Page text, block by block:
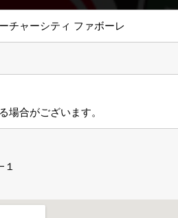
チャーシティ ファボーレ
場合がございます。